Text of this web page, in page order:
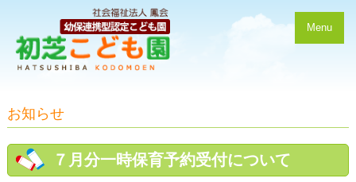
Menu
お知らせ
７月分一時保育予約受付について